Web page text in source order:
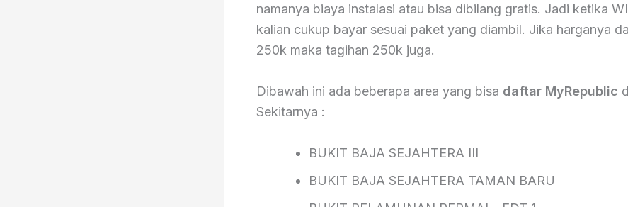
namanya biaya instalasi atau bisa dibilang gratis. Jadi ketika
kalian cukup bayar sesuai paket yang diambil. Jika harganya
250k maka tagihan 250k juga.
Dibawah ini ada beberapa area yang bisa daftar MyRepublic
Sekitarnya :
BUKIT BAJA SEJAHTERA III
BUKIT BAJA SEJAHTERA TAMAN BARU